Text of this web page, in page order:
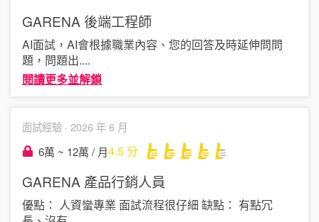
GARENA 後端工程師
AI面試，AI會根據職業內容、您的回答及時延伸問問
題，問題出....
閱讀更多並解鎖
面試經驗 · 2026 年 6 月
6萬 ~ 12萬 / 月4.5分
GARENA 產品行銷人員
優點： 人資蠻專業 面試流程很仔細 缺點： 有點冗